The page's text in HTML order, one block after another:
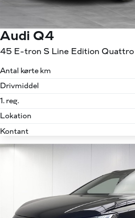
Audi Q4
45 E-tron S Line Edition
Antal kørte km
Drivmiddel
1. reg.
Lokation
Kontant